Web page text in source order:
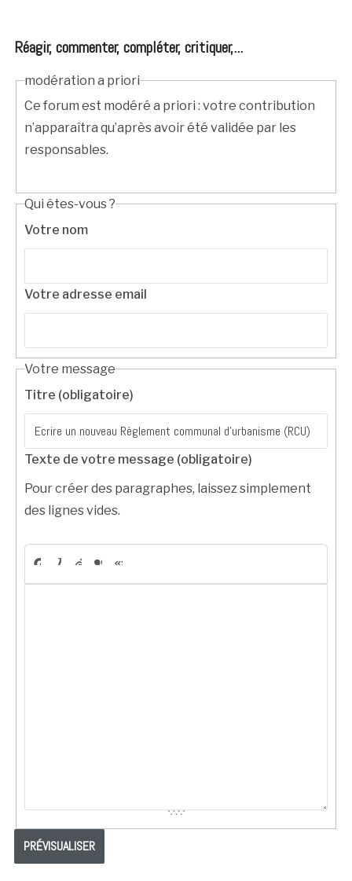
Réagir, commenter, compléter, critiquer,...
modération a priori
Ce forum est modéré a priori : votre contribution
n’apparaîtra qu’après avoir été validée par les
responsables.
Qui êtes-vous ?
Votre nom
Votre adresse email
Votre message
Titre (obligatoire)
Texte de votre message (obligatoire)
Pour créer des paragraphes, laissez simplement
des lignes vides.